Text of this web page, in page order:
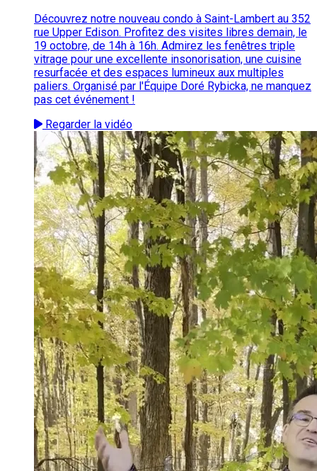
Découvrez notre nouveau condo à Saint-Lambert au 352
rue Upper Edison. Profitez des visites libres demain, le
19 octobre, de 14h à 16h. Admirez les fenêtres triple
vitrage pour une excellente insonorisation, une cuisine
resurfacée et des espaces lumineux aux multiples
paliers. Organisé par l'Équipe Doré Rybicka, ne manquez
pas cet événement !
Regarder la vidéo